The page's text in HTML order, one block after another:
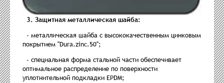
3. Защитная металлическая шайба:
- металлическая шайба с высококачественным цинковым
покрытием "Dura.zinc.50";
- специальная форма стальной части обеспечивает
оптимальное распределение по поверхности
уплотнительной подкладки EPDM;